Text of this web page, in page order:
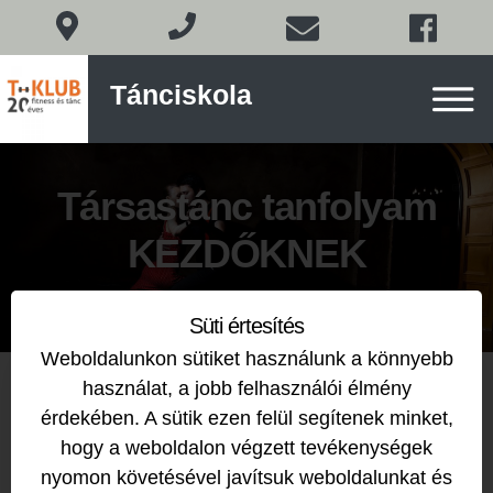
Budapesten
XI.
Tánciskola
Társastánc tanfolyam
KEZDŐKNEK
Event Timeslots (1)
Süti értesítés
Weboldalunkon sütiket használunk a könnyebb
használat, a jobb felhasználói élmény
érdekében. A sütik ezen felül segítenek minket,
hogy a weboldalon végzett tevékenységek
nyomon követésével javítsuk weboldalunkat és